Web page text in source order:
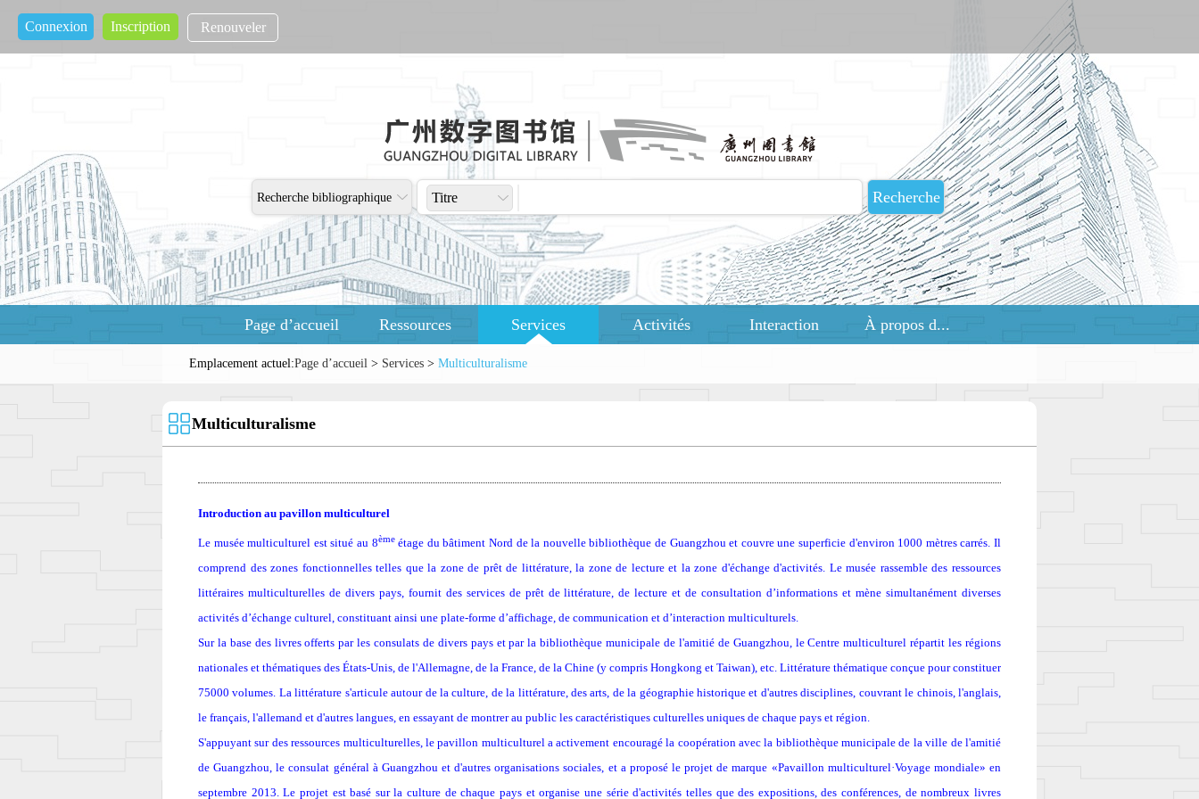
Connexion Inscription Renouveler
Recherche bibliographique Titre
Page d’accueil Ressources Services Activités Interaction À propos d...
Emplacement actuel:Page d’accueil > Services > Multiculturalisme
Multiculturalisme
Introduction au pavillon multiculturel
Le musée multiculturel est situé au 8èmeétage du bâtiment Nord de la nouvelle bibliothèque de Guangzhou et couvre une superficie d'environ 1000 mètres carrés. Il
comprend des zones fonctionnelles telles que la zone de prêt de littérature, la zone de lecture et la zone d'échange d'activités. Le musée rassemble des ressources
littéraires multiculturelles de divers pays, fournit des services de prêt de littérature, de lecture et de consultation d’informations et mène simultanément diverses
activités d’échange culturel, constituant ainsi une plate-forme d’affichage, de communication et d’interaction multiculturels.
Sur la base des livres offerts par les consulats de divers pays et par la bibliothèque municipale de l'amitié de Guangzhou, le Centre multiculturel répartit les régions
nationales et thématiques des États-Unis, de l'Allemagne, de la France, de la Chine (y compris Hongkong et Taiwan), etc. Littérature thématique conçue pour constituer
75000 volumes. La littérature s'articule autour de la culture, de la littérature, des arts, de la géographie historique et d'autres disciplines, couvrant le chinois, l'anglais,
le français, l'allemand et d'autres langues, en essayant de montrer au public les caractéristiques culturelles uniques de chaque pays et région.
S'appuyant sur des ressources multiculturelles, le pavillon multiculturel a activement encouragé la coopération avec la bibliothèque municipale de la ville de l'amitié
de Guangzhou, le consulat général à Guangzhou et d'autres organisations sociales, et a proposé le projet de marque «Pavaillon multiculturel·Voyage mondiale» en
septembre 2013. Le projet est basé sur la culture de chaque pays et organise une série d'activités telles que des expositions, des conférences, de nombreux livres